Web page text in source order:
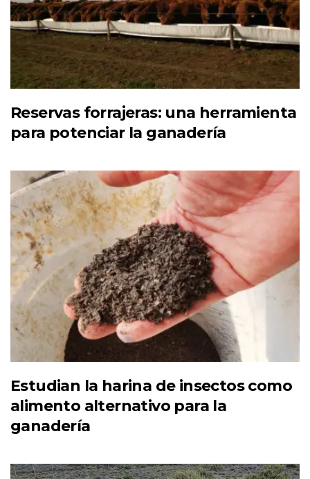
Reservas forrajeras: una herramienta
para potenciar la ganadería
Estudian la harina de insectos como
alimento alternativo para la
ganadería